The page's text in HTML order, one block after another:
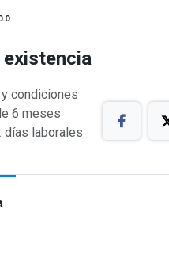
existencia
condiciones
6 meses
días laborales